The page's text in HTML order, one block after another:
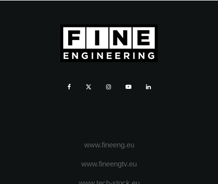
www.fineeng.eu
www.fineengtv.eu